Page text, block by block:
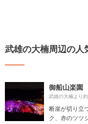
武雄の大楠周辺の人
御船山楽園
武雄の大楠より約
断崖が切り立
ク、赤のツツ